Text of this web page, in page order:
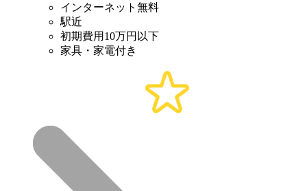
インターネット無料
駅近
初期費用10万円以下
家具・家電付き